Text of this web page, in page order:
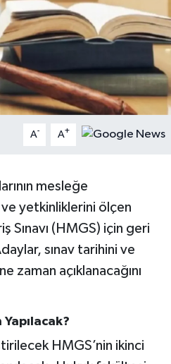
A- A+
mesleğe
yetkinliklerini ölçen
Sınavı (HMGS) için geri
sınav tarihini ve
zaman açıklanacağını
HMGS’nin ikinci